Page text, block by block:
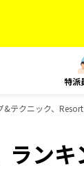
特派
テクニック、
ンキ